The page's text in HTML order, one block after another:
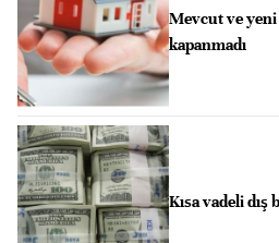
Mevcut ve yeni
kapanmadı
Kısa vadeli